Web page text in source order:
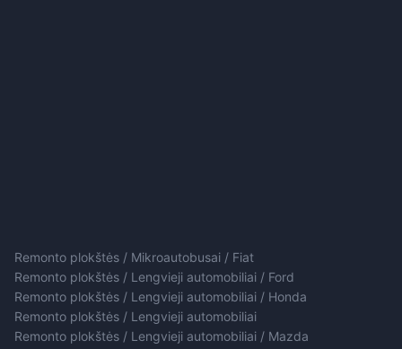
Remonto plokštės / Mikroautobusai / Fiat
Remonto plokštės / Lengvieji automobiliai / Ford
Remonto plokštės / Lengvieji automobiliai / Honda
Remonto plokštės / Lengvieji automobiliai
Remonto plokštės / Lengvieji automobiliai / Mazda